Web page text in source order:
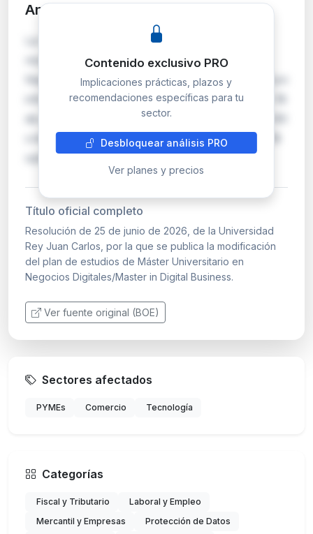
Análisis detallado
La Universidad Rey Juan Carlos publica la
modificación de su Máster Universitario en
Negocios Digitales/Master in Digital Business, con
informe favorable de la Fundación madri+d de 18
de junio de 2026. El plan actualizado mantiene 60
créditos ECTS distribuidos en 36 obligatorios, 18
optativos y 6 de Trabajo Fin de Mást…
Contenido exclusivo PRO
Implicaciones prácticas, plazos y
recomendaciones específicas para tu
sector.
Desbloquear análisis PRO
Ver planes y precios
Título oficial completo
Resolución de 25 de junio de 2026, de la Universidad
Rey Juan Carlos, por la que se publica la modificación
del plan de estudios de Máster Universitario en
Negocios Digitales/Master in Digital Business.
Ver fuente original (BOE)
Sectores afectados
PYMEs Comercio Tecnología
Categorías
Fiscal y Tributario
Laboral y Empleo
Mercantil y Empresas
Protección de Datos